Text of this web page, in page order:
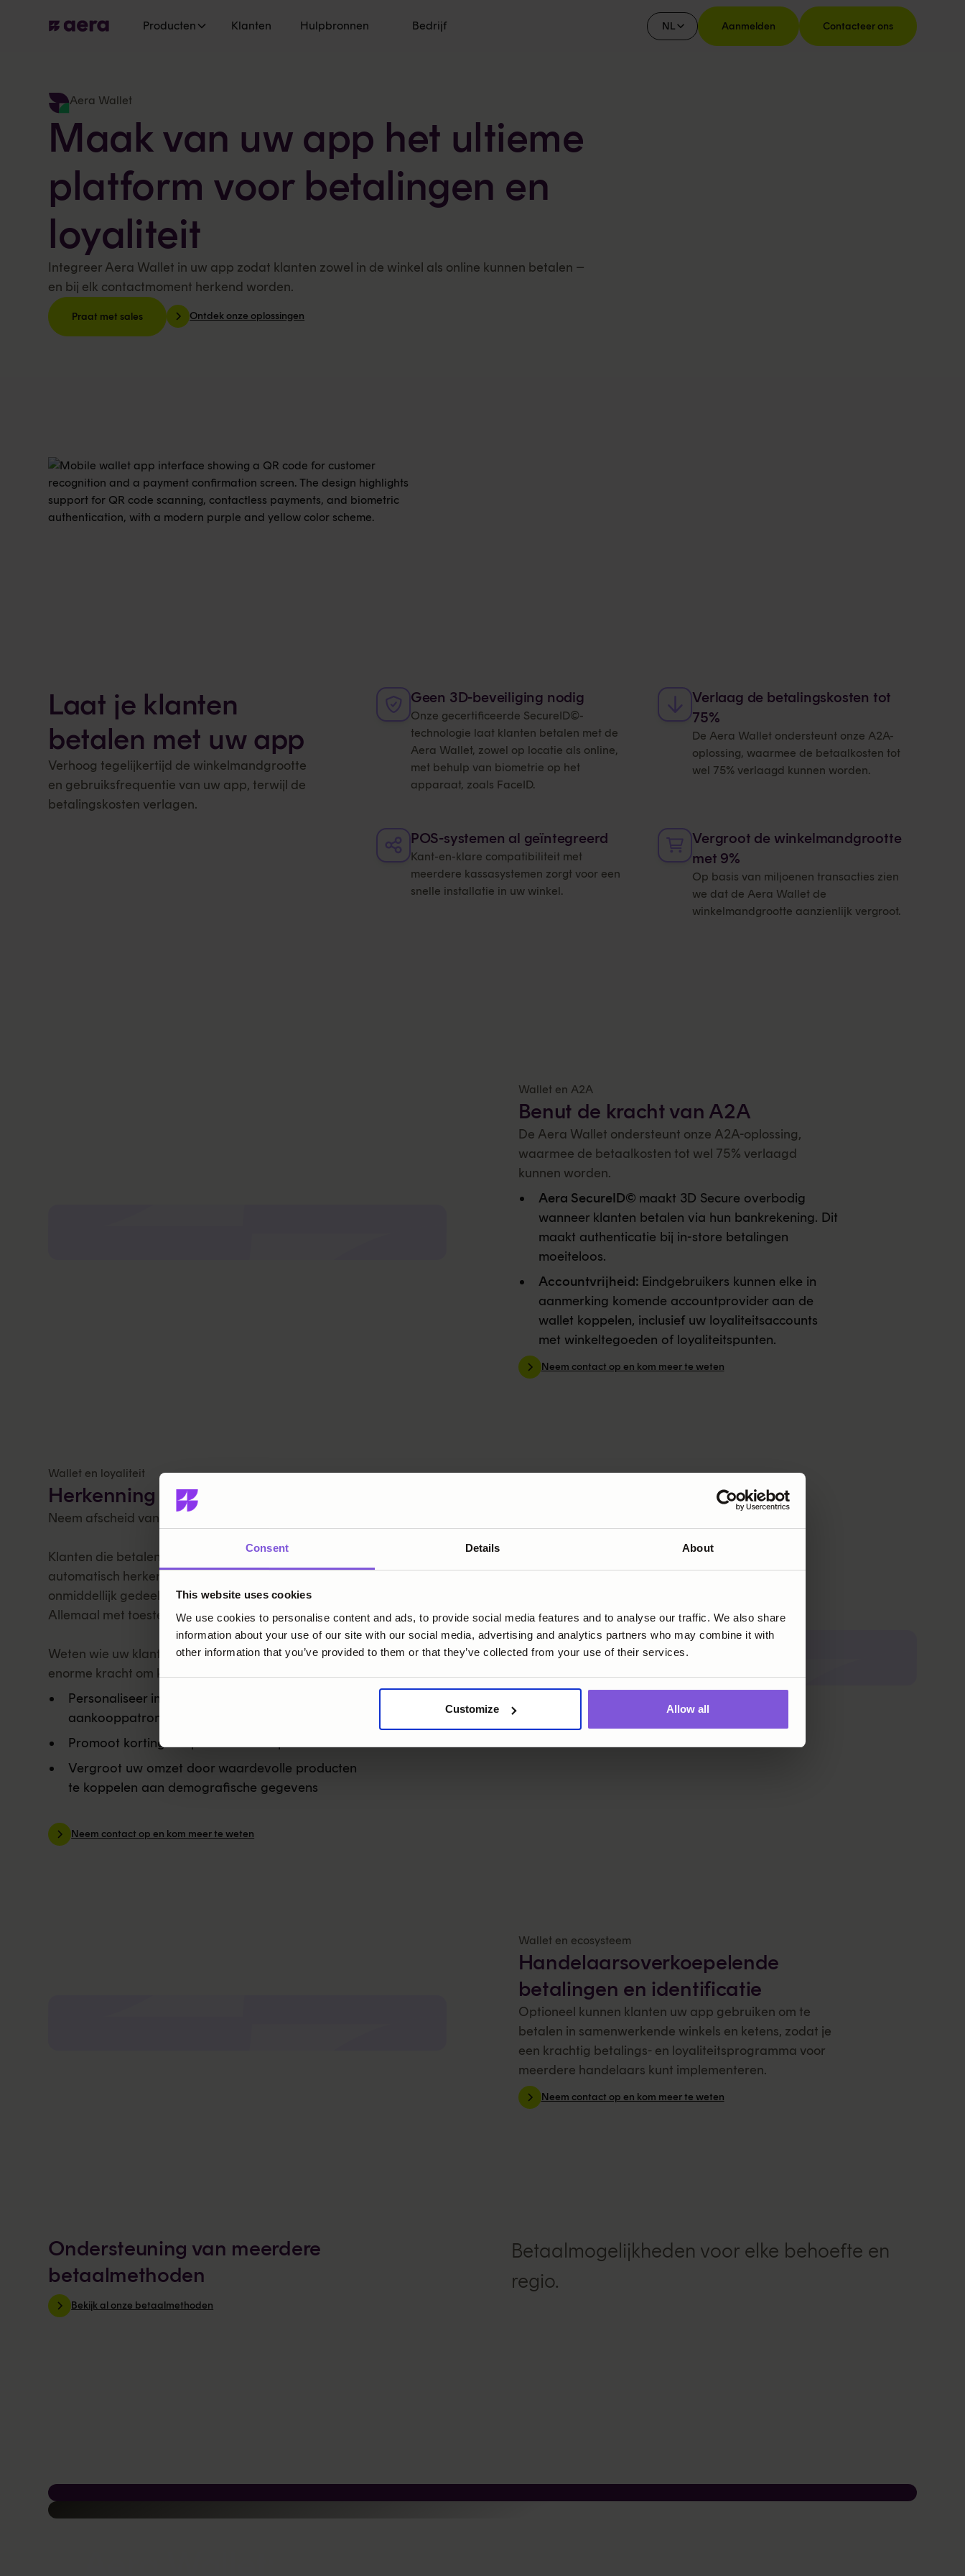
Consent Details About
This website uses cookies
We use cookies to personalise content and ads, to provide social media features and to analyse our traffic. We also share
information about your use of our site with our social media, advertising and analytics partners who may combine it with
other information that you’ve provided to them or that they’ve collected from your use of their services.
Customize Allow all
Producten Klanten Hulpbronnen Bedrijf NL Aanmelden Contacteer ons
Aera Wallet
Maak van uw app het ultieme
platform voor betalingen en
loyaliteit
Integreer Aera Wallet in uw app zodat klanten zowel in de winkel als online kunnen betalen –
en bij elk contactmoment herkend worden.
Praat met sales Ontdek onze oplossingen
Laat je klanten
betalen met uw app
Verhoog tegelijkertijd de winkelmandgrootte
en gebruiksfrequentie van uw app, terwijl de
betalingskosten verlagen.
Geen 3D-beveiliging nodig
Onze gecertificeerde SecureID©-
technologie laat klanten betalen met de
Aera Wallet, zowel op locatie als online,
met behulp van biometrie op het
apparaat, zoals FaceID.
Verlaag de betalingskosten tot
75%
De Aera Wallet ondersteunt onze A2A-
oplossing, waarmee de betaalkosten tot
wel 75% verlaagd kunnen worden.
POS-systemen al geïntegreerd
Kant-en-klare compatibiliteit met
meerdere kassasystemen zorgt voor een
snelle installatie in uw winkel.
Vergroot de winkelmandgrootte
met 9%
Op basis van miljoenen transacties zien
we dat de Aera Wallet de
winkelmandgrootte aanzienlijk vergroot.
Wallet en A2A
Benut de kracht van A2A
De Aera Wallet ondersteunt onze A2A-oplossing,
waarmee de betaalkosten tot wel 75% verlaagd
kunnen worden.
Aera SecureID© maakt 3D Secure overbodig
wanneer klanten betalen via hun bankrekening. Dit
maakt authenticatie bij in-store betalingen
moeiteloos.
Accountvrijheid: Eindgebruikers kunnen elke in
aanmerking komende accountprovider aan de
wallet koppelen, inclusief uw loyaliteitsaccounts
met winkeltegoeden of loyaliteitspunten.
Neem contact op en kom meer te weten
Wallet en loyaliteit
Herkenning op alle kanalen
Neem afscheid van onbekende klanten.
Klanten die betalen met Aera Wallet worden
automatisch herkend en de informatie wordt
onmiddellijk gedeeld met uw CRM- en kassasysteem.
Allemaal met toestemming van de klant.
Weten wie uw klanten zijn en wat ze kopen, geeft
enorme kracht om klantinzicht te versterken:
Personaliseer in-app-communicatie op basis van
aankooppatronen
Promoot kortingen op interessante producten
Vergroot uw omzet door waardevolle producten
te koppelen aan demografische gegevens
Neem contact op en kom meer te weten
Wallet en ecosysteem
Handelaarsoverkoepelende
betalingen en identificatie
Optioneel kunnen klanten uw app gebruiken om te
betalen in samenwerkende winkels en ketens, zodat je
een krachtig betalings- en loyaliteitsprogramma voor
meerdere handelaars kunt implementeren.
Neem contact op en kom meer te weten
Ondersteuning van meerdere
betaalmethoden
Bekijk al onze betaalmethoden
Betaalmogelijkheden voor elke behoefte en
regio.